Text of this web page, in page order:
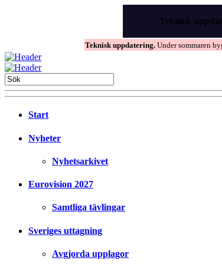
Teknisk
Teknisk uppdatering. Under sommaren
Start
Nyheter
Nyhetsarkivet
Eurovision 2027
Samtliga tävlingar
Sveriges uttagning
Avgjorda upplagor